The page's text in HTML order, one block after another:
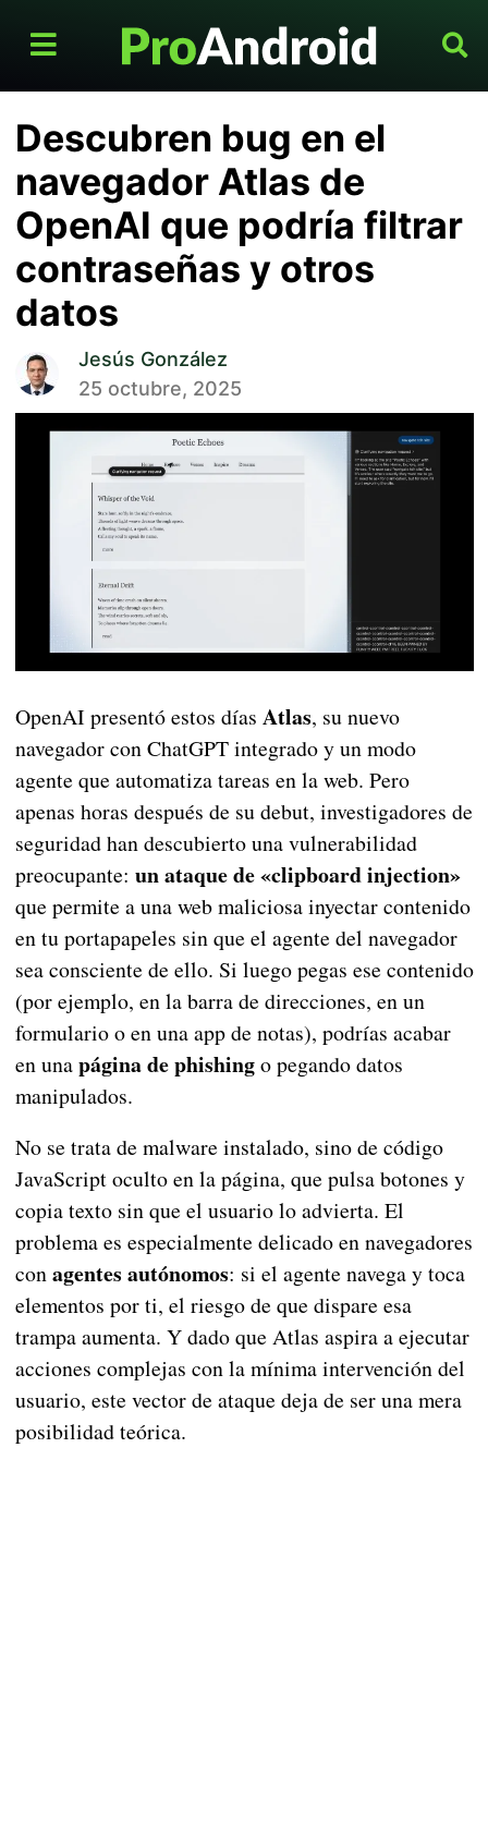
Descubren bug en el
navegador Atlas de
OpenAI que podría filtrar
contraseñas y otros
datos
Jesús González
25 octubre, 2025
OpenAI presentó estos días Atlas, su nuevo
navegador con ChatGPT integrado y un modo
agente que automatiza tareas en la web. Pero
apenas horas después de su debut, investigadores de
seguridad han descubierto una vulnerabilidad
preocupante: un ataque de «clipboard injection»
que permite a una web maliciosa inyectar contenido
en tu portapapeles sin que el agente del navegador
sea consciente de ello. Si luego pegas ese contenido
(por ejemplo, en la barra de direcciones, en un
formulario o en una app de notas), podrías acabar
en unapágina de phishingo pegando datos
manipulados.
No se trata de malware instalado, sino de código
JavaScript oculto en la página, que pulsa botones y
copia texto sin que el usuario lo advierta. El
problema es especialmente delicado en navegadores
conagentes autónomos: si el agente navega y toca
elementos por ti, el riesgo de que dispare esa
trampa aumenta. Y dado que Atlas aspira a ejecutar
acciones complejas con la mínima intervención del
usuario, este vector de ataque deja de ser una mera
posibilidad teórica.